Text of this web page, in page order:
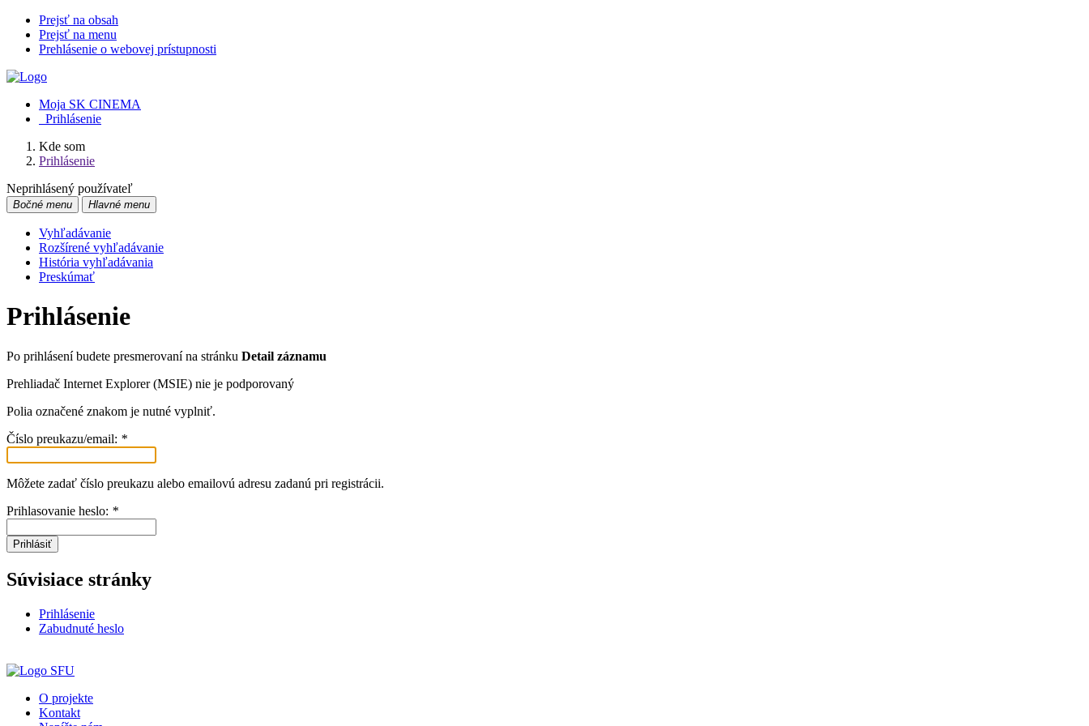
Prejsť na obsah
Prejsť na menu
Prehlásenie o webovej prístupnosti
Moja SK CINEMA
Prihlásenie
Kde som
Prihlásenie
Neprihlásený používateľ
Bočné menu Hlavné menu
Vyhľadávanie
Rozšírené vyhľadávanie
História vyhľadávania
Preskúmať
Prihlásenie
Po prihlásení budete presmerovaní na stránku Detail záznamu
Prehliadač Internet Explorer (MSIE) nie je podporovaný
Polia označené znakom je nutné vyplniť.
Číslo preukazu/email: *
Môžete zadať číslo preukazu alebo emailovú adresu zadanú pri registrácii.
Prihlasovanie heslo: *
Prihlásiť
Súvisiace stránky
Prihlásenie
Zabudnuté heslo
O projekte
Kontakt